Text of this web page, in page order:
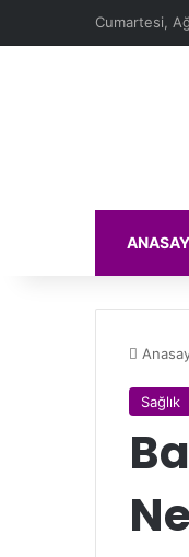
Cumartesi,
Sağlık